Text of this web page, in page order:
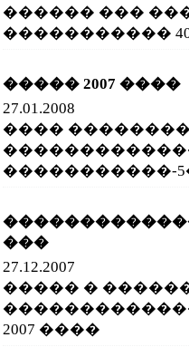
������ ���
�����������
����� 2007 ����
27.01.2008
����
�����������-5�
���
27.12.2007
����� �
2007 ����